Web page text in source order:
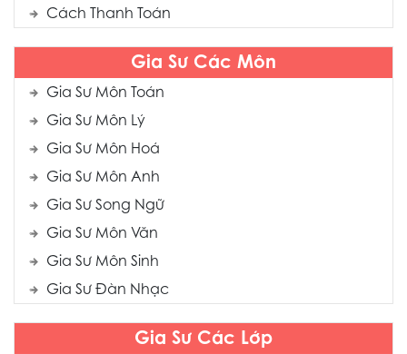
Cách Thanh Toán
Gia Sư Các Môn
Gia Sư Môn Toán
Gia Sư Môn Lý
Gia Sư Môn Hoá
Gia Sư Môn Anh
Gia Sư Song Ngữ
Gia Sư Môn Văn
Gia Sư Môn Sinh
Gia Sư Đàn Nhạc
Gia Sư Các Lớp